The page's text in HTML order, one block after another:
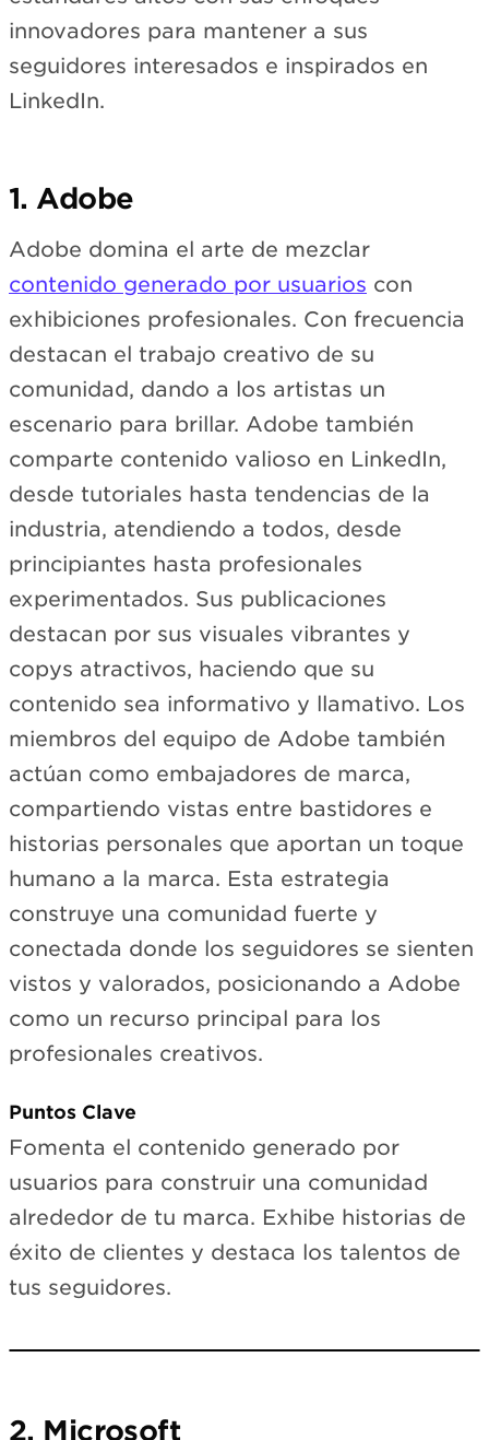
innovadores para mantener a sus
seguidores interesados e inspirados en
LinkedIn.
1. Adobe
Adobe domina el arte de mezclar
contenido generado por usuarios con
exhibiciones profesionales. Con frecuencia
destacan el trabajo creativo de su
comunidad, dando a los artistas un
escenario para brillar. Adobe también
comparte contenido valioso en LinkedIn,
desde tutoriales hasta tendencias de la
industria, atendiendo a todos, desde
principiantes hasta profesionales
experimentados. Sus publicaciones
destacan por sus visuales vibrantes y
copys atractivos, haciendo que su
contenido sea informativo y llamativo. Los
miembros del equipo de Adobe también
actúan como embajadores de marca,
compartiendo vistas entre bastidores e
historias personales que aportan un toque
humano a la marca. Esta estrategia
construye una comunidad fuerte y
conectada donde los seguidores se sienten
vistos y valorados, posicionando a Adobe
como un recurso principal para los
profesionales creativos.
Puntos Clave
Fomenta el contenido generado por
usuarios para construir una comunidad
alrededor de tu marca. Exhibe historias de
éxito de clientes y destaca los talentos de
tus seguidores.
2. Microsoft